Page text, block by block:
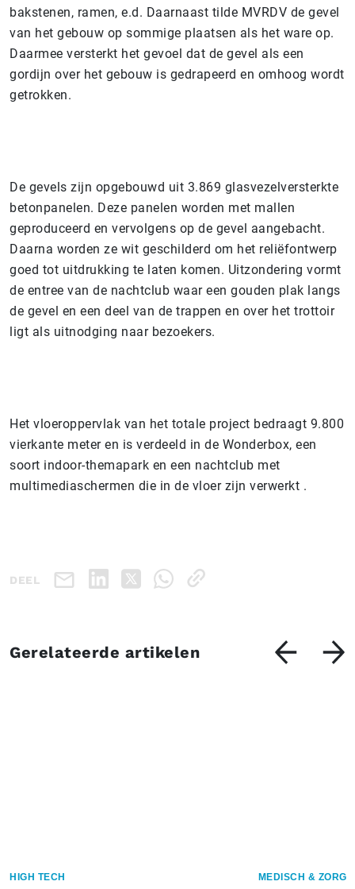
bakstenen, ramen, e.d. Daarnaast tilde MVRDV de gevel
van het gebouw op sommige plaatsen als het ware op.
Daarmee versterkt het gevoel dat de gevel als een
gordijn over het gebouw is gedrapeerd en omhoog wordt
getrokken.
De gevels zijn opgebouwd uit 3.869 glasvezelversterkte
betonpanelen. Deze panelen worden met mallen
geproduceerd en vervolgens op de gevel aangebacht.
Daarna worden ze wit geschilderd om het reliëfontwerp
goed tot uitdrukking te laten komen. Uitzondering vormt
de entree van de nachtclub waar een gouden plak langs
de gevel en een deel van de trappen en over het trottoir
ligt als uitnodging naar bezoekers.
Het vloeroppervlak van het totale project bedraagt 9.800
vierkante meter en is verdeeld in de Wonderbox, een
soort indoor-themapark en een nachtclub met
multimediaschermen die in de vloer zijn verwerkt .
DEEL
Gerelateerde artikelen
HIGH TECH MEDISCH & ZORG